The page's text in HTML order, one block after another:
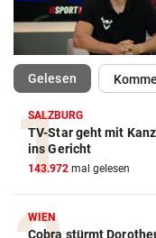
Gelesen(ausgewählt)
SALZBURG
TV-Star geht mit
ins Gericht
143.972 mal gelesen
WIEN
Cobra stürmt
Action-Cam Vergleich
ZUM VERGLEICH
Crosstrainer Vergleich
ZUM VERGLEICH